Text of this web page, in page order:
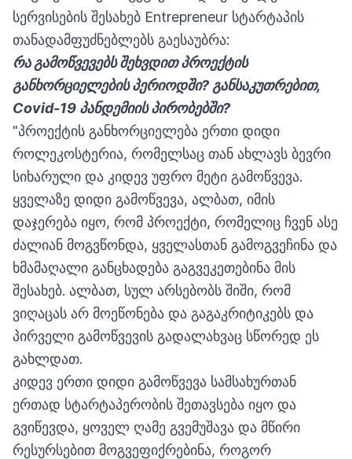
სერვისების შესახებ Entrepreneur სტარტაპის
თანადამფუძნებლებს გაესაუბრა:
რა გამოწვევებს შეხვდით პროექტის
განხორციელების პერიოდში? განსაკუთრებით,
Covid-19 პანდემიის პირობებში?
"პროექტის განხორციელება ერთი დიდი
როლეკოსტერია, რომელსაც თან ახლავს ბევრი
სიხარული და კიდევ უფრო მეტი გამოწვევა.
ყველაზე დიდი გამოწვევა, ალბათ, იმის
დაჯერება იყო, რომ პროექტი, რომელიც ჩვენ ასე
ძალიან მოგვწონდა, ყველასთან გამოგვეჩინა და
ხმამაღალი განცხადება გაგვეკეთებინა მის
შესახებ. ალბათ, სულ არსებობს შიში, რომ
ვიღაცას არ მოეწონება და გაგაკრიტიკებს და
პირველი გამოწვევის გადალახვაც სწორედ ეს
გახლდათ.
კიდევ ერთი დიდი გამოწვევა სამსახურთან
ერთად სტარტაპერობის შეთავსება იყო და
გვიწევდა, ყოველ ღამე გვემუშავა და მწირი
რესურსებით მოგვეფიქრებინა, როგორ